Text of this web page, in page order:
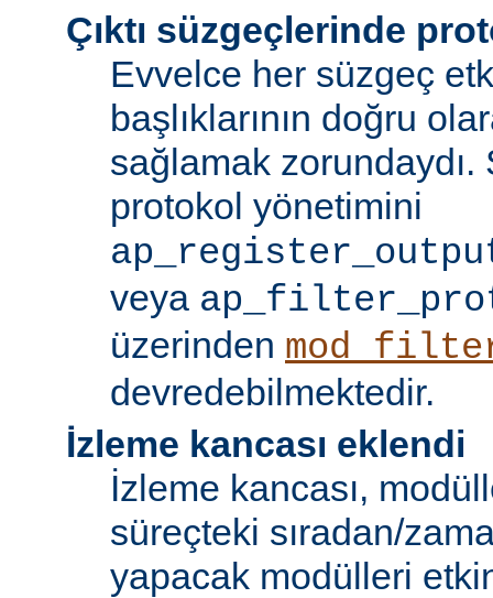
Çıktı süzgeçlerinde
Evvelce her süzgeç
başlıklarının doğru
sağlamak zorundaydı.
protokol yönetimini
veya
üzerinden
devredebilmektedir.
İzleme kancası eklendi
İzleme kancası,
süreçteki sıradan/
yapacak modülleri